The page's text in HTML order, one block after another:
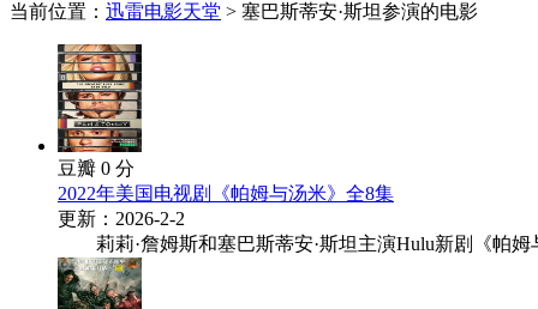
当前位置： 迅雷电影天堂 > 塞巴斯蒂安·斯坦参演的电影
豆瓣 0 分
2022年美国电视剧《帕姆与汤米》全8集
更新：2026-2-2
莉莉·詹姆斯和塞巴斯蒂安·斯坦主演Hulu新剧《帕姆